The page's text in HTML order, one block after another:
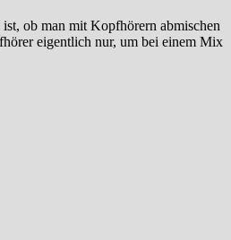
ob man mit Kopfhörern abmischen
eigentlich nur, um bei einem Mix